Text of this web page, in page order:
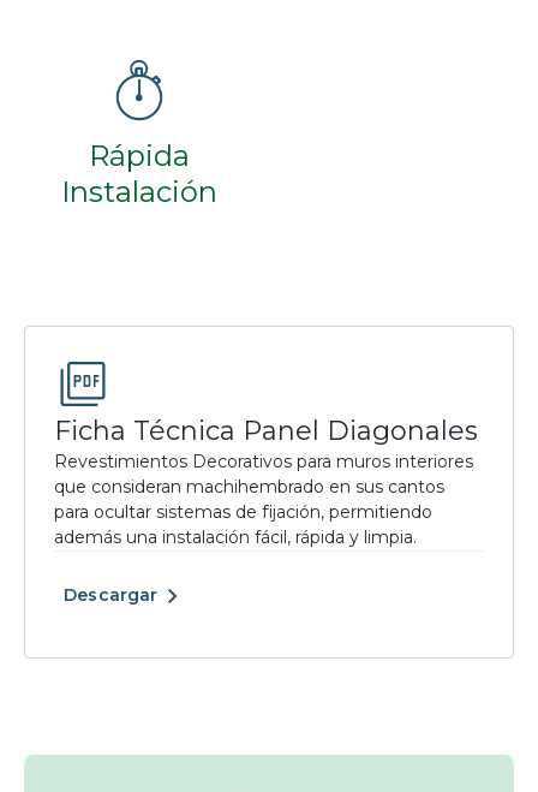
Rápida
Instalación
Ficha Técnica Panel Diagonales
Revestimientos Decorativos para muros interiores
que consideran machihembrado en sus cantos
para ocultar sistemas de fijación, permitiendo
además una instalación fácil, rápida y limpia.
Descargar